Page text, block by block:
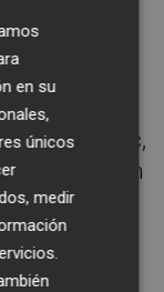
ascenso a
la
Nunes.
Krivocapic,
con un
en ataque
en su
únicos
medir